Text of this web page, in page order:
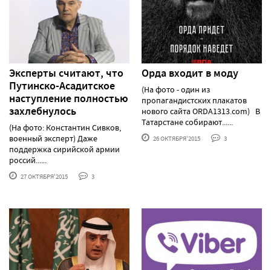
Эксперты считают, что
Путинско-Асадитское
наступление полностью
захлебнулось
(На фото: Константин Сивков,
военный эксперт) Даже
поддержка сирийской армии
россий......
27 ОКТЯБРЯ'2015 3
Орда входит в моду
(На фото - один из
пропагандистских плакатов
нового сайта ORDA1313.com) В
Татарстане собирают......
26 ОКТЯБРЯ'2015 3